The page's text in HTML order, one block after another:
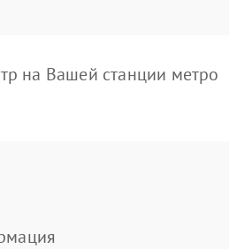
на Вашей станции метро